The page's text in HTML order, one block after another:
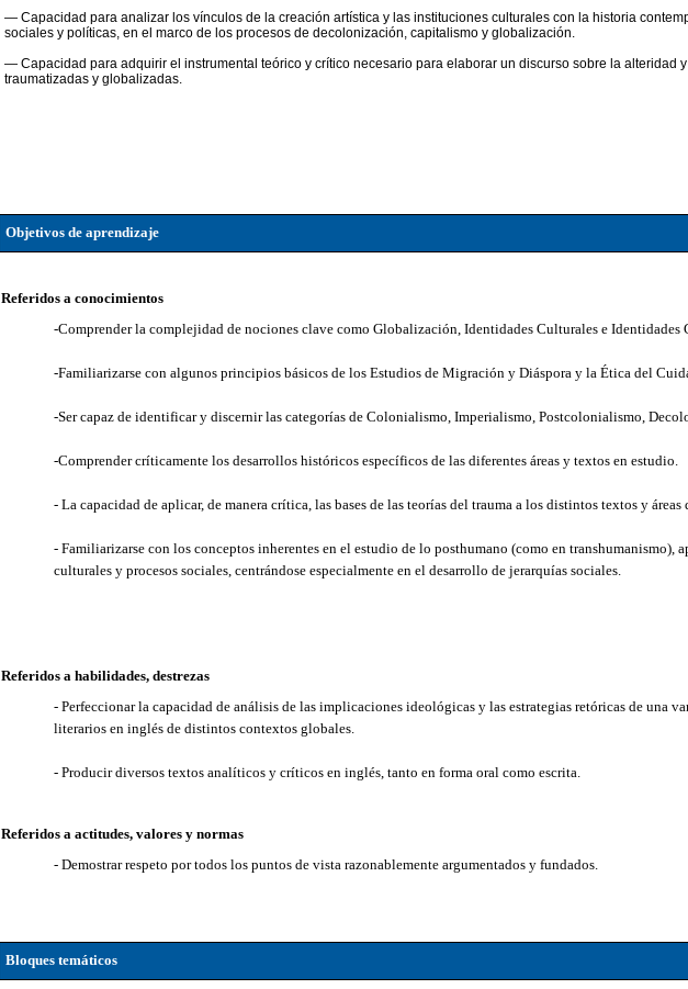
— Capacidad para analizar los vínculos de la creación artística y las instituciones culturales con la historia
sociales y políticas, en el marco de los procesos de decolonización, capitalismo y globalización.
— Capacidad para adquirir el instrumental teórico y crítico necesario para elaborar un discurso sobre la alteridad
traumatizadas y globalizadas.
Objetivos de aprendizaje
Referidos a conocimientos
-Comprender la complejidad de nociones clave como Globalización, Identidades Culturales e Identidades
-Familiarizarse con algunos principios básicos de los Estudios de Migración y Diáspora y la Ética del
-Ser capaz de identificar y discernir las categorías de Colonialismo, Imperialismo, Postcolonialismo,
-Comprender críticamente los desarrollos históricos específicos de las diferentes áreas y textos en estudio.
- La capacidad de aplicar, de manera crítica, las bases de las teorías del trauma a los distintos textos y áreas
- Familiarizarse con los conceptos inherentes en el estudio de lo posthumano (como en transhumanismo),
culturales y procesos sociales, centrándose especialmente en el desarrollo de jerarquías sociales.
Referidos a habilidades, destrezas
- Perfeccionar la capacidad de análisis de las implicaciones ideológicas y las estrategias retóricas de una
literarios en inglés de distintos contextos globales.
- Producir diversos textos analíticos y críticos en inglés, tanto en forma oral como escrita.
Referidos a actitudes, valores y normas
- Demostrar respeto por todos los puntos de vista razonablemente argumentados y fundados.
Bloques temáticos